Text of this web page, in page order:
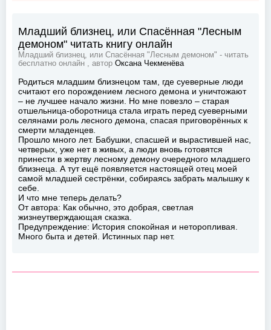
Младший близнец, или Спасённая "Лесным
демоном" читать книгу онлайн
Младший близнец, или Спасённая "Лесным демоном" - читать
бесплатно онлайн , автор Оксана Чекменёва
Родиться младшим близнецом там, где суеверные люди
считают его порождением лесного демона и уничтожают
– не лучшее начало жизни. Но мне повезло – старая
отшельница-оборотница стала играть перед суеверными
селянами роль лесного демона, спасая приговорённых к
смерти младенцев.
Прошло много лет. Бабушки, спасшей и вырастившей нас,
четверых, уже нет в живых, а люди вновь готовятся
принести в жертву лесному демону очередного младшего
близнеца. А тут ещё появляется настоящей отец моей
самой младшей сестрёнки, собираясь забрать малышку к
себе.
И что мне теперь делать?
От автора: Как обычно, это добрая, светлая
жизнеутверждающая сказка.
Предупреждение: История спокойная и неторопливая.
Много быта и детей. Истинных пар нет.